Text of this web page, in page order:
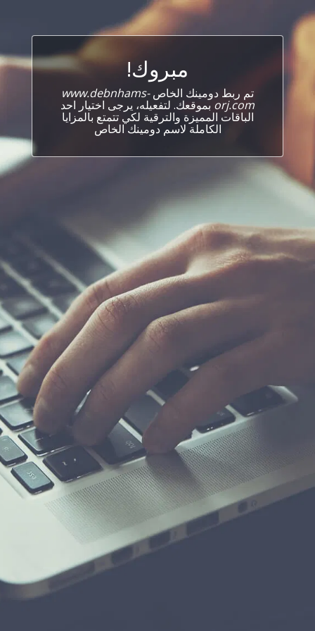
مبروك!
تم ربط دومينك الخاصwww.debnhams-
orj.com بموقعك. لتفعيله، يرجى اختيار احد
الباقات المميزة والترقية لكي تتمتع بالمزايا
الكاملة لاسم دومينك الخاص